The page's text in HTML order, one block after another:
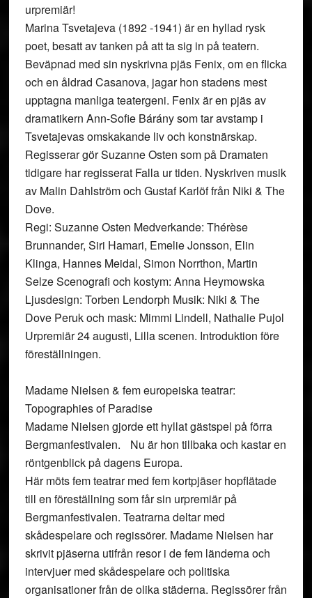
urpremiär!
Marina Tsvetajeva (1892 -1941) är en hyllad rysk
poet, besatt av tanken på att ta sig in på teatern.
Beväpnad med sin nyskrivna pjäs Fenix, om en flicka
och en åldrad Casanova, jagar hon stadens mest
upptagna manliga teatergeni. Fenix är en pjäs av
dramatikern Ann-Sofie Bárány som tar avstamp i
Tsvetajevas omskakande liv och konstnärskap.
Regisserar gör Suzanne Osten som på Dramaten
tidigare har regisserat Falla ur tiden. Nyskriven musik
av Malin Dahlström och Gustaf Karlöf från Niki & The
Dove.
Regi: Suzanne Osten Medverkande: Thérèse
Brunnander, Siri Hamari, Emelie Jonsson, Elin
Klinga, Hannes Meidal, Simon Norrthon, Martin
Selze Scenografi och kostym: Anna Heymowska
Ljusdesign: Torben Lendorph Musik: Niki & The
Dove Peruk och mask: Mimmi Lindell, Nathalie Pujol
Urpremiär 24 augusti, Lilla scenen. Introduktion före
föreställningen.
Madame Nielsen & fem europeiska teatrar:
Topographies of Paradise
Madame Nielsen gjorde ett hyllat gästspel på förra
Bergmanfestivalen. Nu är hon tillbaka och kastar en
röntgenblick på dagens Europa.
Här möts fem teatrar med fem kortpjäser hopflätade
till en föreställning som får sin urpremiär på
Bergmanfestivalen. Teatrarna deltar med
skådespelare och regissörer. Madame Nielsen har
skrivit pjäserna utifrån resor i de fem länderna och
intervjuer med skådespelare och politiska
organisationer från de olika städerna. Regissörer från